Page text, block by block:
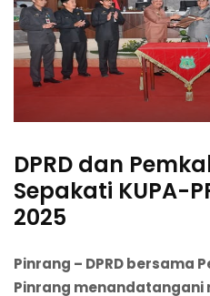
DPRD dan
Sepakati KUPA-
2025
Pinrang – DPRD bersama
Pinrang menandatangani